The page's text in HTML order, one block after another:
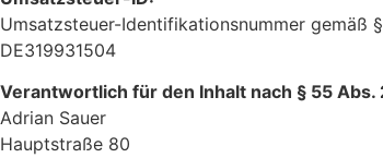
Umsatzsteuer-Identifikationsnummer gemäß
DE319931504
Verantwortlich für den Inhalt nach § 55 Abs.
Adrian Sauer
Hauptstraße 80